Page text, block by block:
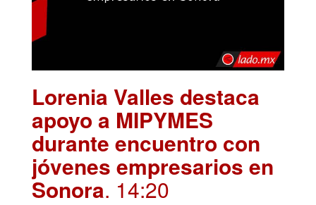
Lorenia Valles destaca
apoyo a MIPYMES
durante encuentro con
jóvenes empresarios en
Sonora. 14:20